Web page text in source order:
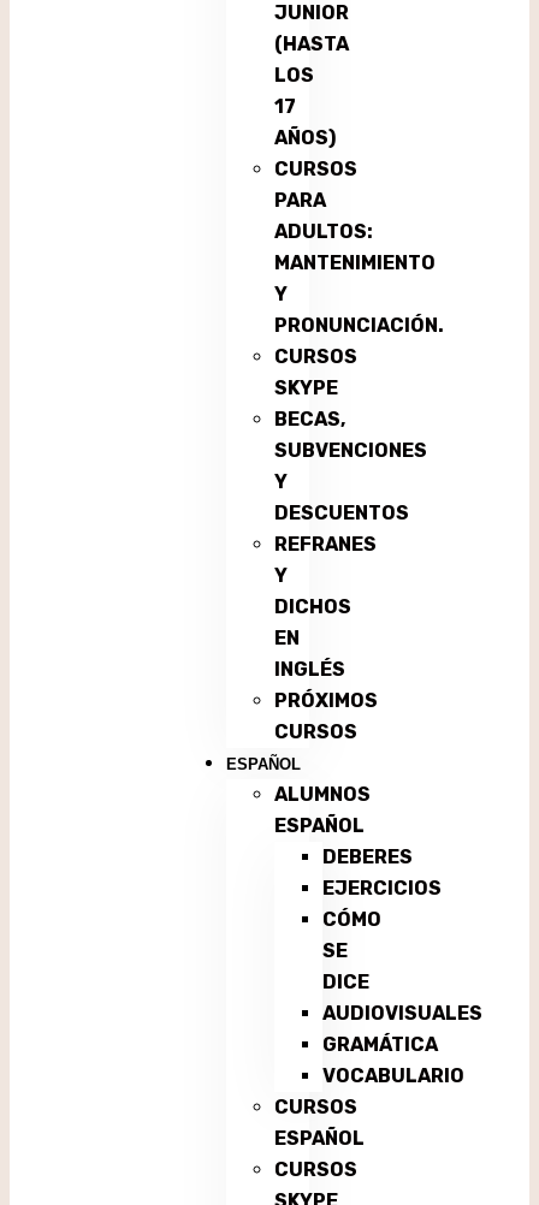
JUNIOR
(HASTA
LOS
17
AÑOS)
CURSOS
PARA
ADULTOS:
MANTENIMIENTO
Y
PRONUNCIACIÓN.
CURSOS
SKYPE
BECAS,
SUBVENCIONES
Y
DESCUENTOS
REFRANES
Y
DICHOS
EN
INGLÉS
PRÓXIMOS
CURSOS
ESPAÑOL
ALUMNOS
ESPAÑOL
DEBERES
EJERCICIOS
CÓMO
SE
DICE
AUDIOVISUALES
GRAMÁTICA
VOCABULARIO
CURSOS
ESPAÑOL
CURSOS